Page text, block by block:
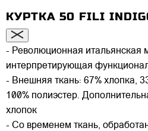
КУРТКА 50 FILI
- Революционная итальянская
интерпретирующая
- Внешняя ткань: 67% хлопка,
100% полиэстер.
хлопок
- Со временем ткань,